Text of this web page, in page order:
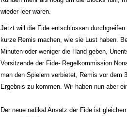
wieder leer waren.
Jetzt will die Fide entschlossen
kurze Remis machen, wie sie Lust haben.
Minuten oder weniger die Hand geben,
Vorsitzende der Fide- Regelkommission
man den Spielern verbietet, Remis vor dem
Ergebnis zu kommen. Wir haben nun aber
Der neue radikal Ansatz der Fide ist